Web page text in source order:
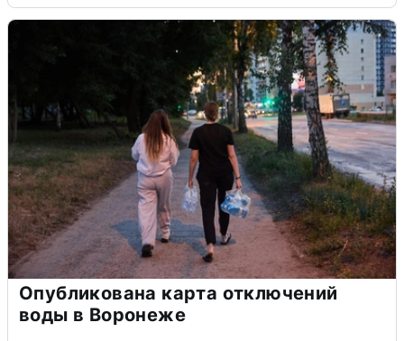
Опубликована карта отключений
воды в Воронеже